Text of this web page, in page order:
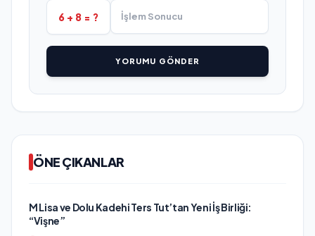
6 + 8 = ?
YORUMU GÖNDER
ÖNE ÇIKANLAR
M Lisa ve Dolu Kadehi Ters Tut’tan Yeni İş Birliği:
“Vişne”